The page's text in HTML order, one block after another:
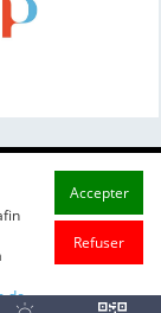
de
Accepter
Refuser